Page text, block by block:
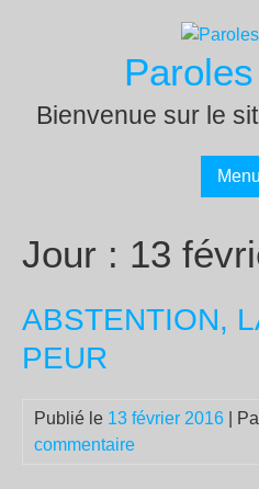
Bienvenue sur le
Jour : 13
ABSTENTION,
PEUR
Publié le 13 février 2016 |
commentaire